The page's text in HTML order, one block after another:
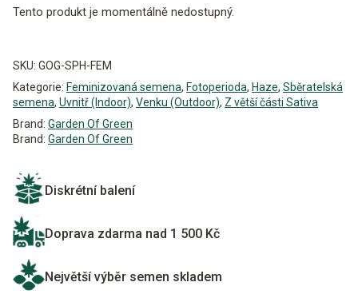
Tento produkt je momentálně nedostupný.
SKU: GOG-SPH-FEM
Kategorie: Feminizovaná semena, Fotoperioda, Haze, Sběratelská
semena, Uvnitř (Indoor), Venku (Outdoor), Z větší části Sativa
Brand: Garden Of Green
Brand: Garden Of Green
Diskrétní balení
Doprava zdarma nad 1 500 Kč
Největší výběr semen skladem